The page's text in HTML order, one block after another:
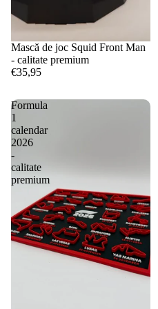
Mască de joc Squid Front Man
- calitate premium
€35,95
Formula
1
calendar
2026
-
calitate
premium